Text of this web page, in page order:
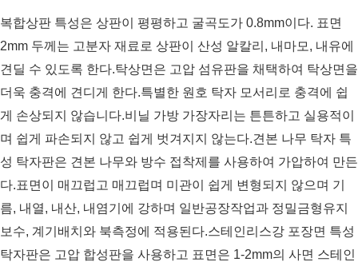
복합상판 특성은 상판이 평평하고 굴곡도가 0.8mm이다. 표면
2mm 두께는 고분자 재료로 상판이 산성 알칼리, 내마모, 내유에
견딜 수 있도록 한다.탁상면은 고압 섬유판을 채택하여 탁상면을
더욱 충격에 견디게 한다.특별한 원호 탁자 모서리로 충격에 쉽
게 손상되지 않습니다.비닐 가방 가장자리는 튼튼하고 실용적이
며 쉽게 파손되지 않고 쉽게 벗겨지지 않는다.견본 나무 탁자 특
성 탁자판은 견본 나무와 방수 접착제를 사용하여 가압하여 만든
다.표면이 매끄럽고 매끄럽며 미관이 쉽게 변형되지 않으며 기
름, 내열, 내산, 내염기에 강하며 일반공장작업과 정밀금형유지
보수, 계기배치와 북측정에 적용된다.스테인리스강 포장면 특성
탁자판은 고압 합성판을 사용하고 표면은 1-2mm의 사면 스테인